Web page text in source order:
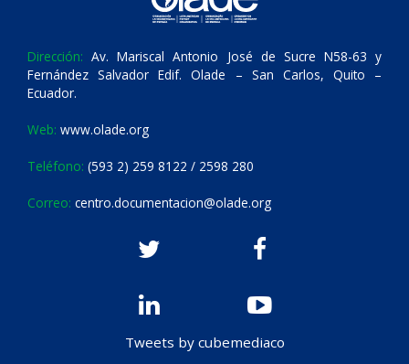
Dirección: Av. Mariscal Antonio José de Sucre N58-63 y
Fernández Salvador Edif. Olade – San Carlos, Quito –
Ecuador.
Web: www.olade.org
Teléfono: (593 2) 259 8122 / 2598 280
Correo: centro.documentacion@olade.org
Tweets by cubemediaco